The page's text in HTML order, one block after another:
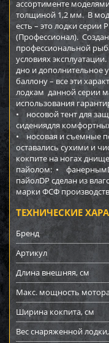
ассортименте
толщиной 1,2 мм. В
есть – это лодки серии
(Профессионал).
профессиональной
условиях
дно и дополнительное
баллону – все эти
лодкам данной серии
использования
• носовой тент для
сидениядля
• носовая и съемные
оставались сухими и
кокпите на ногах
пайолом: •
пайолDP сделан из
марки ФСФ
ТЕХНИЧЕСКИЕ
Бренд
Артикул
Длина внешняя, см
Макс. мощность
Ширина кокпита, см
Вес снаряженной